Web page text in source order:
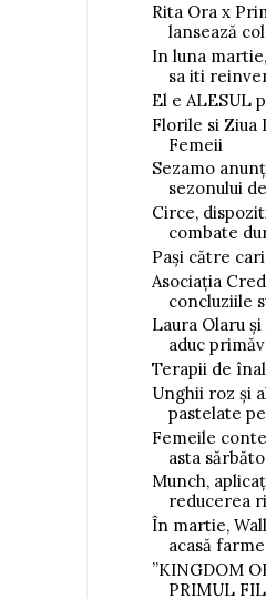
Rita Ora x
lansează
In luna
sa iti
El e ALESUL
Florile si Ziua
Femeii
Sezamo
sezonului
Circe,
combate
Pași către
Asociația
concluziile
Laura Olaru
aduc
Terapii de
Unghii roz și
pastelate
Femeile
asta
Munch,
reducerea
În martie,
acasă
”KINGDOM
PRIMUL